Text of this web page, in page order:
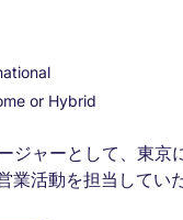
or Hybrid
ジャーとして、東京
業活動を担当してい